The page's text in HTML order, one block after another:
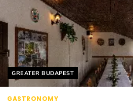
Helyszín címkék:
GREATER BUDAPEST
GASTRONOMY